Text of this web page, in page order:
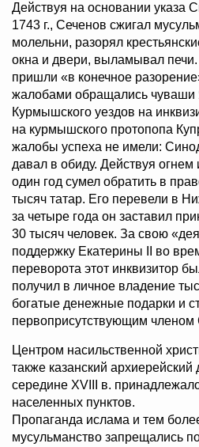
Действуя на основании указа
1743 г., Сеченов сжигал
молельни, разорял
окна и двери, выламывал печи.
пришли «в конечное
жалобами обращались чуваши
Курмышского уездов на
на курмышского протопопа
жалобы успеха не имели:
давал в обиду. Действуя
один год сумел обратить в
тысяч татар. Его перевели в
за четыре года он заставил
30 тысяч человек. За свою
поддержку Екатерины II во
переворота этот инквизитор
получил в личное владение
богатые денежные подарки и
первоприсутствующим членом
Центром насильственной
также казанский архиерейский
середине XVIII в.
населенных пунктов.
Пропаганда ислама и тем
мусульманство запрещались